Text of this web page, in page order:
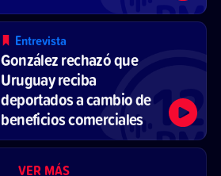
Entrevista
González rechazó que
Uruguay reciba
deportados a cambio de
beneficios comerciales
VER MÁS